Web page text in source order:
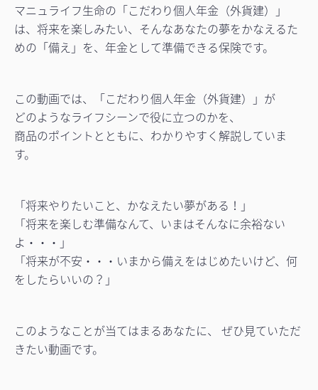
マニュライフ生命の「こだわり個人年金（外貨建）」
は、将来を楽しみたい、そんなあなたの夢をかなえるた
めの「備え」を、年金として準備できる保険です。
この動画では、「こだわり個人年金（外貨建）」が
どのようなライフシーンで役に立つのかを、
商品のポイントとともに、わかりやすく解説していま
す。
「将来やりたいこと、かなえたい夢がある！」
「将来を楽しむ準備なんて、いまはそんなに余裕ない
よ・・・」
「将来が不安・・・いまから備えをはじめたいけど、何
をしたらいいの？」
このようなことが当てはまるあなたに、 ぜひ見ていただ
きたい動画です。